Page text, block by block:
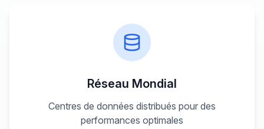
Réseau Mondial
Centres de données distribués pour des
performances optimales